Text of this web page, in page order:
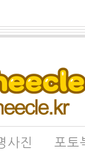
사진 포토